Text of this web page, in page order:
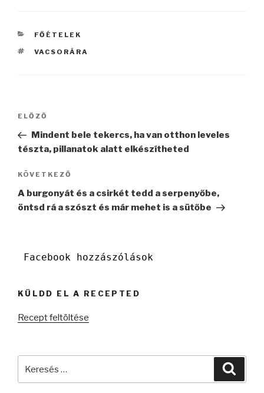
KATEGÓRIÁK
FŐÉTELEK
CÍMKÉK
VACSORÁRA
Bejegyzés
Korábbi
bejegyzés
ELŐZŐ
Mindent bele tekercs, ha van otthon leveles
tészta, pillanatok alatt elkészítheted
Következő
bejegyzés
KÖVETKEZŐ
A burgonyát és a csirkét tedd a serpenyőbe,
öntsd rá a szószt és már mehet is a sütőbe
Facebook hozzászólások
KÜLDD EL A RECEPTED
Recept feltöltése